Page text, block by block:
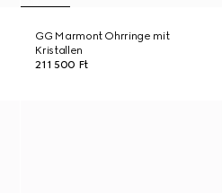
GG Marmont Ohrringe mit
Kristallen
211 500 Ft